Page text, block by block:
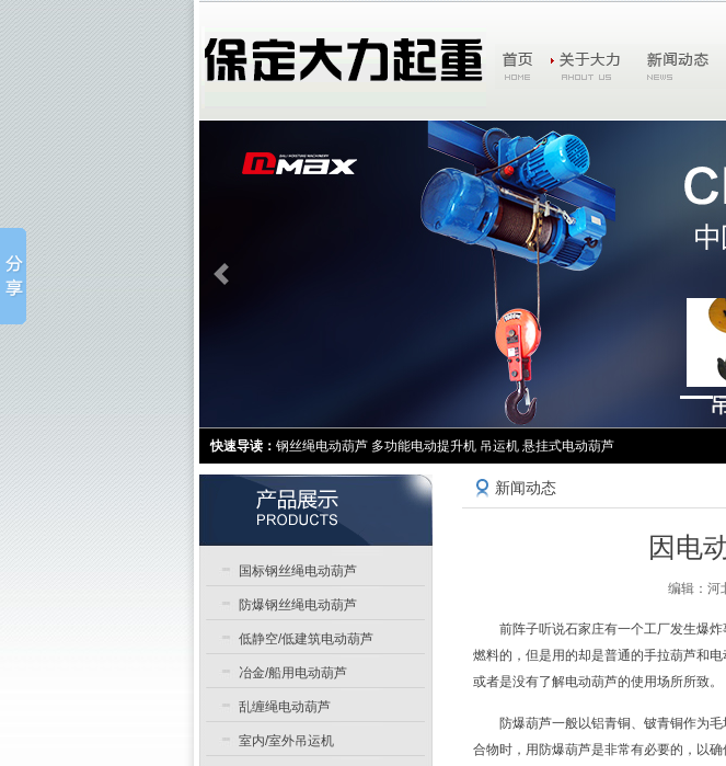
快速导读： 钢丝绳电动葫芦 多功能电动提升机 吊运机 悬挂式电动葫芦
新闻动态
因电
编辑：
前阵子听说石家庄有一个工厂发生爆
燃料的，但是用的却是普通的手拉葫芦和
或者是没有了解电动葫芦的使用场所所致。
防爆葫芦一般以铝青铜、铍青铜作为
合物时，用防爆葫芦是非常有必要的，以
国标钢丝绳电动葫芦
防爆钢丝绳电动葫芦
低静空/低建筑电动葫芦
冶金/船用电动葫芦
乱缠绳电动葫芦
室内/室外吊运机